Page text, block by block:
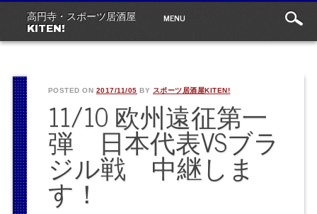
高円寺・スポーツ居酒屋
KITEN!
Main
MENU
POSTED ON 2017/11/05 BY スポーツ居酒屋KITEN!
11/10 欧州遠征第一
弾 日本代表VSブラ
ジル戦 中継しま
す！